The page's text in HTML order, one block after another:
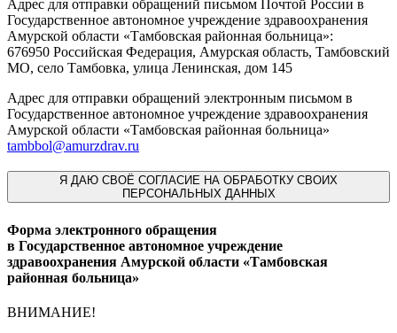
Адрес для отправки обращений письмом Почтой России в
Государственное автономное учреждение здравоохранения
Амурской области «Тамбовская районная больница»:
676950 Российская Федерация, Амурская область, Тамбовский
МО, село Тамбовка, улица Ленинская, дом 145
Адрес для отправки обращений электронным письмом в
Государственное автономное учреждение здравоохранения
Амурской области «Тамбовская районная больница»
tambbol@amurzdrav.ru
Я ДАЮ СВОЁ СОГЛАСИЕ НА ОБРАБОТКУ СВОИХ
ПЕРСОНАЛЬНЫХ ДАННЫХ
Форма электронного обращения
в Государственное автономное учреждение
здравоохранения Амурской области «Тамбовская
районная больница»
ВНИМАНИЕ!